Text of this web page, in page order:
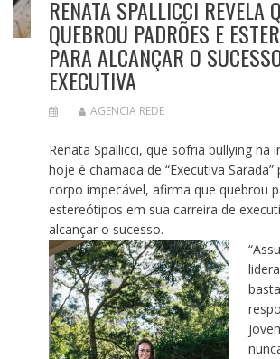
RENATA SPALLICCI REVELA
QUEBROU PADRÕES E
PARA ALCANÇAR O
EXECUTIVA
AGENCIA REDE
Renata Spallicci, que sofria bullying na
hoje é chamada de “Executiva Sarada”
corpo impecável, afirma que quebrou
estereótipos em sua carreira de
alcançar o sucesso.